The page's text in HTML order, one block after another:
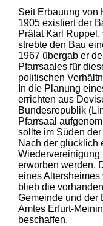
Seit Erbauung von
1905 existiert der
Prälat Karl
strebte den Bau
1967 übergab er
Pfarrsaales für
politischen
In die Planung
errichten aus
Bundesrepublik
Pfarrsaal
sollte im Süden
Nach der glücklich
Wiedervereinigung
erworben werden.
eines
blieb die
Gemeinde und der
Amtes Erfurt-
beschaffen.